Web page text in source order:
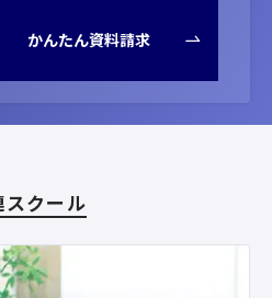
かんたん資料請求
スクール